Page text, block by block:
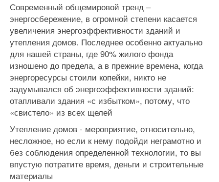
Современный общемировой тренд –
энергосбережение, в огромной степени касается
увеличения энергоэффективности зданий и
утепления домов. Последнее особенно актуально
для нашей страны, где 90% жилого фонда
изношено до предела, а в прежние времена, когда
энергоресурсы стоили копейки, никто не
задумывался об энергоэффективности зданий:
отапливали здания «с избытком», потому, что
«свистело» из всех щелей
Утепление домов - мероприятие, относительно,
несложное, но если к нему подойди неграмотно и
без соблюдения определенной технологии, то вы
впустую потратите время, деньги и строительные
материалы